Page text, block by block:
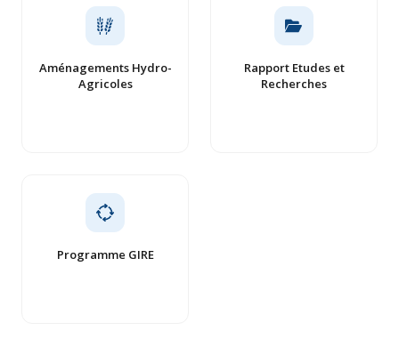
Aménagements Hydro-
Agricoles
Rapport Etudes et
Recherches
Programme GIRE